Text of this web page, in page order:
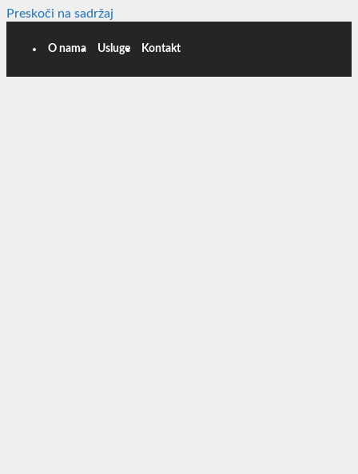
Preskoči na sadržaj
O nama Usluge Kontakt